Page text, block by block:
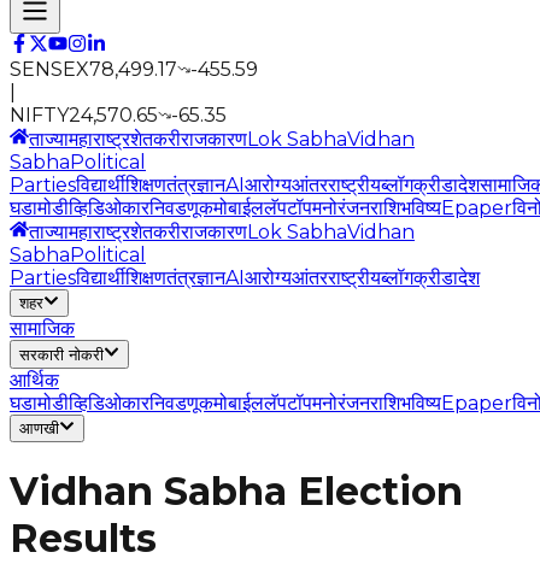
SENSEX78,499.17
-455.59
NIFTY24,570.65
-65.35
ताज्यामहाराष्ट्रशेतकरीराजकारणLok SabhaVidhan
SabhaPolitical
Partiesविद्यार्थीशिक्षणतंत्रज्ञानAIआरोग्यआंतरराष्ट्रीयब्लॉगक्रीडादेश
घडामोडीव्हिडिओकारनिवडणूकमोबाईललॅपटॉपमनोरंजनराशिभविष्यEpaper
ताज्यामहाराष्ट्रशेतकरीराजकारणLok SabhaVidhan
SabhaPolitical
Partiesविद्यार्थीशिक्षणतंत्रज्ञानAIआरोग्यआंतरराष्ट्रीयब्लॉगक्रीडादेश
शहर
सामाजिक
सरकारी नोकरी
आर्थिक
घडामोडीव्हिडिओकारनिवडणूकमोबाईललॅपटॉपमनोरंजनराशिभविष्यEpaper
आणखी
Vidhan Sabha Election
Results